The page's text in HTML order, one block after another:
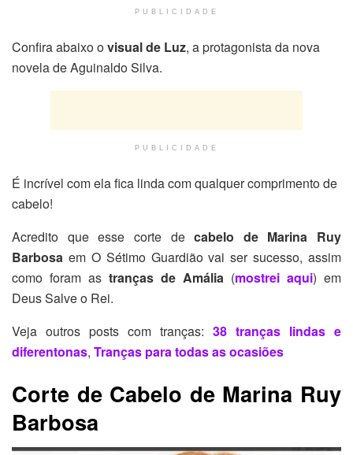
PUBLICIDADE
Confira abaixo ovisual de Luz, a protagonista da nova
novela de Aguinaldo Silva.
PUBLICIDADE
É incrível com ela fica linda com qualquer comprimento de
cabelo!
Acredito que esse corte decabelo de Marina Ruy
Barbosa em O Sétimo Guardião vai ser sucesso, assim
como foram as tranças de Amália (mostrei aqui) em
Deus Salve o Rei.
Veja outros posts com tranças: 38 tranças lindas e
diferentonas, Tranças para todas as ocasiões
Corte de Cabelo de Marina Ruy
Barbosa